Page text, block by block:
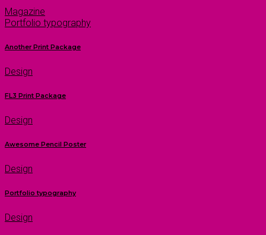
Magazine
Portfolio typography
Another Print Package
Design
FL3 Print Package
Design
Awesome Pencil Poster
Design
Portfolio typography
Design